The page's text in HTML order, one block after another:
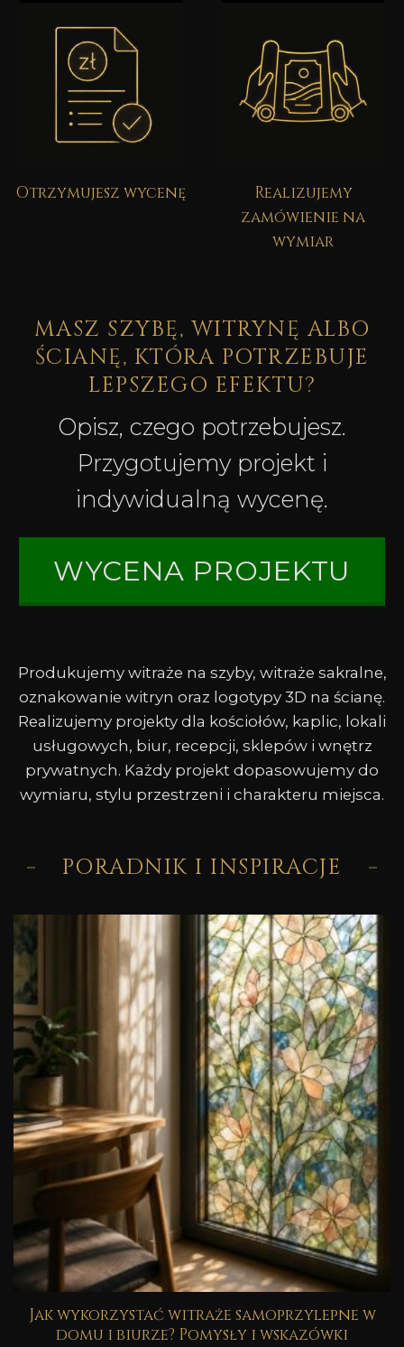
Otrzymujesz wycenę
Realizujemy
zamówienie na
wymiar
MASZ SZYBĘ, WITRYNĘ ALBO
ŚCIANĘ, KTÓRA POTRZEBUJE
LEPSZEGO EFEKTU?
Opisz, czego potrzebujesz.
Przygotujemy projekt i
indywidualną wycenę.
WYCENA PROJEKTU
Produkujemy witraże na szyby, witraże sakralne,
oznakowanie witryn oraz logotypy 3D na ścianę.
Realizujemy projekty dla kościołów, kaplic, lokali
usługowych, biur, recepcji, sklepów i wnętrz
prywatnych. Każdy projekt dopasowujemy do
wymiaru, stylu przestrzeni i charakteru miejsca.
PORADNIK I INSPIRACJE
Jak wykorzystać witraże samoprzylepne w
domu i biurze? Pomysły i wskazówki